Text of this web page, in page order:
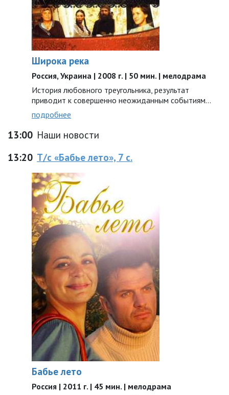
Широка река
Россия, Украина | 2008 г. | 50 мин. | мелодрама
История любовного треугольника, результат
приводит к совершенно неожиданным событиям...
подробнее
13:00 Наши новости
13:20 Т/с «Бабье лето», 7 с.
Бабье лето
Россия | 2011 г. | 45 мин. | мелодрама